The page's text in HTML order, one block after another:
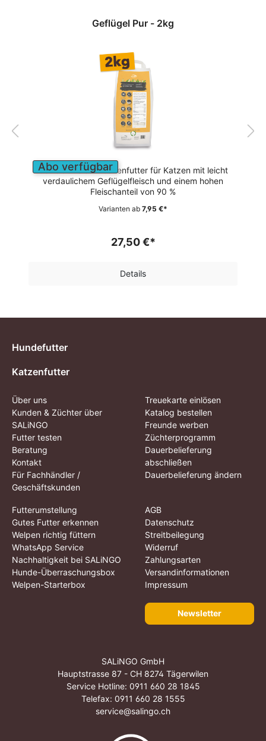
Abo verfügbar
Geflügel Pur - 2kg
Getreidefreies Trockenfutter für Katzen mit leicht
verdaulichem Geflügelfleisch und einem hohen
Fleischanteil von 90 %
Varianten ab 7,95 €*
27,50 €*
Details
Hundefutter
Katzenfutter
Über uns
Kunden & Züchter über
SALiNGO
Futter testen
Beratung
Kontakt
Für Fachhändler /
Geschäftskunden
Treuekarte einlösen
Katalog bestellen
Freunde werben
Züchterprogramm
Dauerbelieferung
abschließen
Dauerbelieferung ändern
Futterumstellung
Gutes Futter erkennen
Welpen richtig füttern
WhatsApp Service
Nachhaltigkeit bei SALiNGO
Hunde-Überraschungsbox
Welpen-Starterbox
AGB
Datenschutz
Streitbeilegung
Widerruf
Zahlungsarten
Versandinformationen
Impressum
Newsletter
SALiNGO GmbH
Hauptstrasse 87 - CH 8274 Tägerwilen
Service Hotline: 0911 660 28 1845
Telefax: 0911 660 28 1555
service@salingo.ch